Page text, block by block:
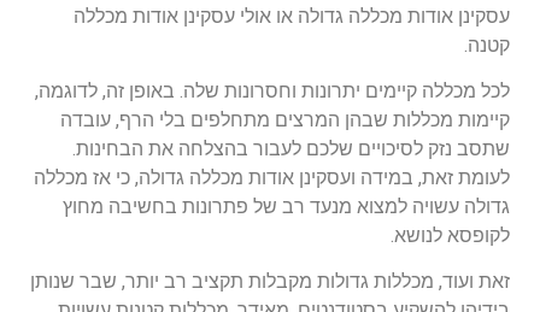
עסקינן אודות מכללה גדולה או אולי עסקינן אודות מכללה
קטנה.
לכל מכללה קיימים יתרונות וחסרונות שלה. באופן זה, לדוגמה,
קיימות מכללות שבהן המרצים מתחלפים בלי הרף, עובדה
שתסב נזק לסיכויים שלכם לעבור בהצלחה את הבחינות.
לעומת זאת, במידה ועסקינן אודות מכללה גדולה, כי אז מכללה
גדולה עשויה למצוא מנעד רב של פתרונות בחשיבה מחוץ
לקופסא לנושא.
זאת ועוד, מכללות גדולות מקבלות תקציב רב יותר, שבר שנותן